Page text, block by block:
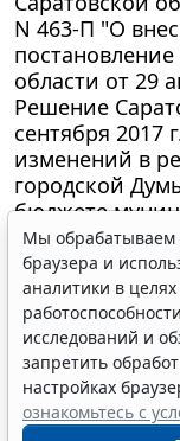
N 463-П "О
области от 29
Решение
сентября 2017
изменений в
городской
бюджете
"Город
области от 8
утверждении
параметров
охотничьих
9 сентября 2017
Мы обрабатываем
браузера и
аналитики в
исследований и
запретить
настройках
ознакомьтесь с